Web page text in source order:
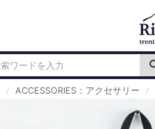
ACCESSORIES：アクセサリー